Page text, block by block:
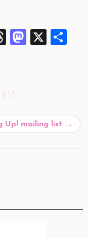
Threads
X
Up! mailing list →